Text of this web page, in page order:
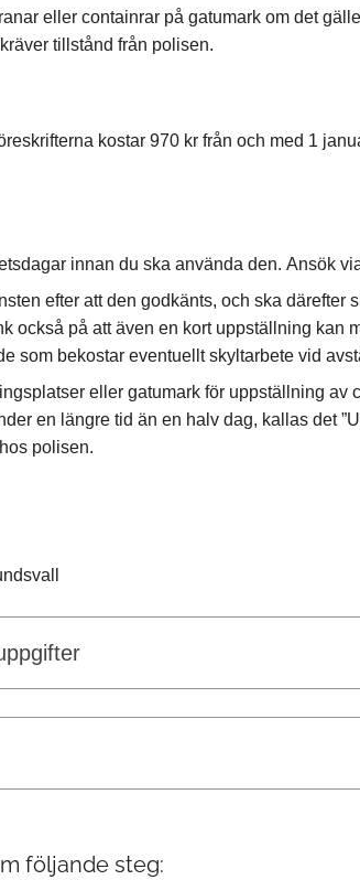
eller containrar på gatumark om det
tillstånd från polisen.
kostar 970 kr från och med 1
innan du ska använda den. Ansök
efter att den godkänts, och ska därefter
också på att även en kort uppställning kan
som bekostar eventuellt skyltarbete vid
eller gatumark för uppställning av
en längre tid än en halv dag, kallas det
polisen.
följande steg: